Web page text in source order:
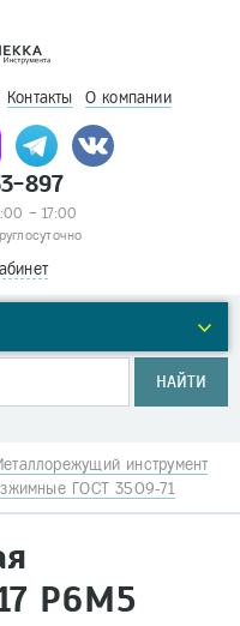
Контакты О компании
897
– 17:00
НАЙТИ
инструмент
ГОСТ 3509-71
Р6М5